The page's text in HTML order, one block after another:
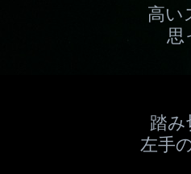
高い
思
踏
左手